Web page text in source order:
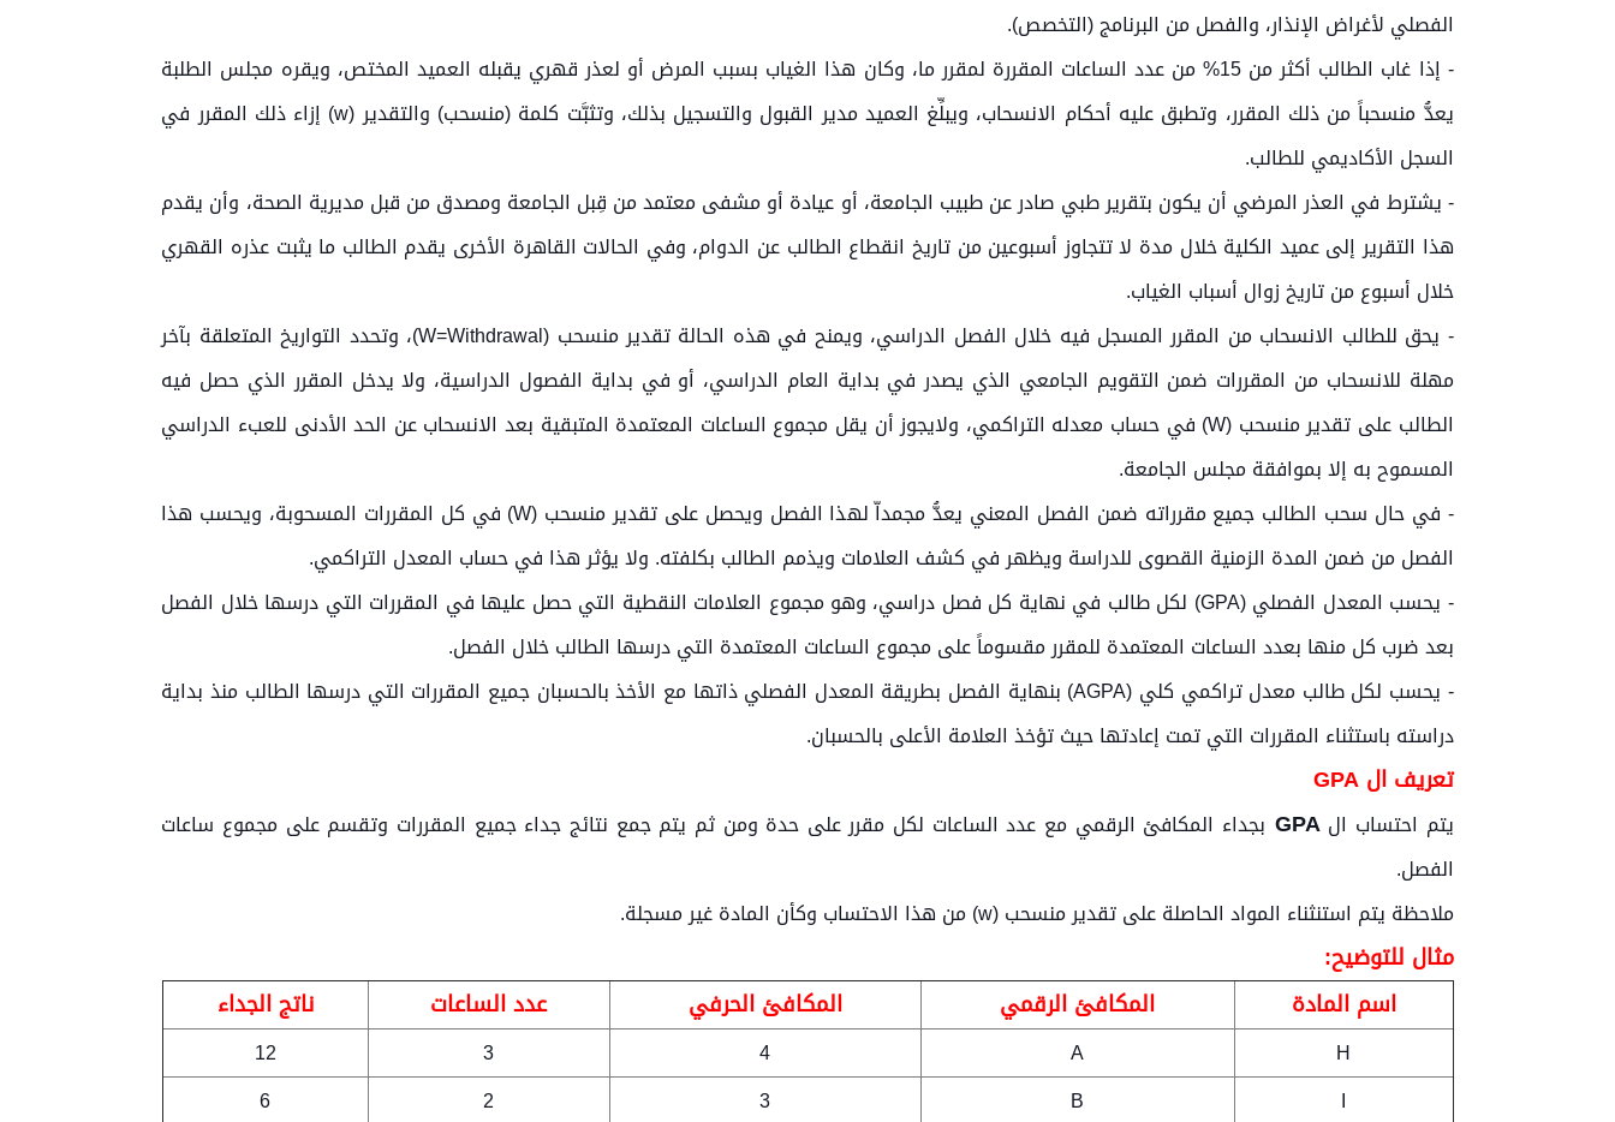
الفصلي لأغراض الإنذار، والفصل من البرنامج (التخصص).
- إذا غاب الطالب أكثر من 15% من عدد الساعات المقررة لمقرر ما، وكان هذا الغياب بسبب المرض أو لعذر قهري يقبله العميد المختص، ويقره مجلس الطلبة
يعدُّ منسحباً من ذلك المقرر، وتطبق عليه أحكام الانسحاب، ويبلِّغ العميد مدير القبول والتسجيل بذلك، وتثبَّت كلمة (منسحب) والتقدير (w) إزاء ذلك المقرر في
السجل الأكاديمي للطالب.
- يشترط في العذر المرضي أن يكون بتقرير طبي صادر عن طبيب الجامعة، أو عيادة أو مشفى معتمد من قِبل الجامعة ومصدق من قبل مديرية الصحة، وأن يقدم
هذا التقرير إلى عميد الكلية خلال مدة لا تتجاوز أسبوعين من تاريخ انقطاع الطالب عن الدوام، وفي الحالات القاهرة الأخرى يقدم الطالب ما يثبت عذره القهري
خلال أسبوع من تاريخ زوال أسباب الغياب.
- يحق للطالب الانسحاب من المقرر المسجل فيه خلال الفصل الدراسي، ويمنح في هذه الحالة تقدير منسحب (W=Withdrawal)، وتحدد التواريخ المتعلقة بآخر
مهلة للانسحاب من المقررات ضمن التقويم الجامعي الذي يصدر في بداية العام الدراسي، أو في بداية الفصول الدراسية، ولا يدخل المقرر الذي حصل فيه
الطالب على تقدير منسحب (W) في حساب معدله التراكمي، ولايجوز أن يقل مجموع الساعات المعتمدة المتبقية بعد الانسحاب عن الحد الأدنى للعبء الدراسي
المسموح به إلا بموافقة مجلس الجامعة.
- في حال سحب الطالب جميع مقرراته ضمن الفصل المعني يعدُّ مجمداّ لهذا الفصل ويحصل على تقدير منسحب (W) في كل المقررات المسحوبة، ويحسب هذا
الفصل من ضمن المدة الزمنية القصوى للدراسة ويظهر في كشف العلامات ويذمم الطالب بكلفته. ولا يؤثر هذا في حساب المعدل التراكمي.
- يحسب المعدل الفصلي (GPA) لكل طالب في نهاية كل فصل دراسي، وهو مجموع العلامات النقطية التي حصل عليها في المقررات التي درسها خلال الفصل
بعد ضرب كل منها بعدد الساعات المعتمدة للمقرر مقسوماً على مجموع الساعات المعتمدة التي درسها الطالب خلال الفصل.
- يحسب لكل طالب معدل تراكمي كلي (AGPA) بنهاية الفصل بطريقة المعدل الفصلي ذاتها مع الأخذ بالحسبان جميع المقررات التي درسها الطالب منذ بداية
دراسته باستثناء المقررات التي تمت إعادتها حيث تؤخذ العلامة الأعلى بالحسبان.
تعريف ال GPA
يتم احتساب الGPA بجداء المكافئ الرقمي مع عدد الساعات لكل مقرر على حدة ومن ثم يتم جمع نتائج جداء جميع المقررات وتقسم على مجموع ساعات
الفصل.
ملاحظة يتم استنثناء المواد الحاصلة على تقدير منسحب (w) من هذا الاحتساب وكأن المادة غير مسجلة.
مثال للتوضيح:
اسم المادة
المكافئ الرقمي المكافئ الحرفي عدد الساعات ناتج الجداء
H
A
4
3
12
I
B
3
2
6